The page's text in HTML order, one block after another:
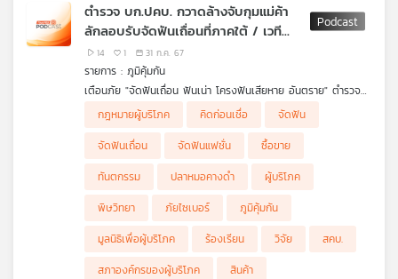
วิทยุ
ไทย
ตำรวจ บก.ปคบ. กวาดล้างจับกุมแม่ค้า
ลักลอบรับจัดฟันเถื่อนที่ภาคใต้ / เวที
สาธารณะ ดันมาตรการหน่วงเงิน พร้อม
เสนอทางแก้ปัญหาแก๊งคอลเซ็นเตอร์ /
ความเข้าใจที่ถูกต้องเกี่ยวกับการออกฤทธิ์
ของไซยาไนด์
14 1 31 ก.ค. 67
รายการ : ภูมิคุ้มกัน
เตือนภัย "จัดฟันเถื่อน ฟันเน่า โครงฟันเสียหาย อันตราย" ตำรวจ
บก.ปคบกวาดล้างจับกุมแม่ค้าลักลอบรับจัดฟันเถื่อนที่ภาคใต้
ตำรวจกองบังคับการปราบปรามการกระทำความผิดเกี่ยวกับการ
คุ้มครองผู้บริโภค หรือ บก.ปคบ. จัดชุดเจ้าหน้าที่สืบสวน กรณีมีผู้
ลักลอบเสนอขายลวดดัดฟันแฟชั่นและอุปกรณ์ฯ พร้อมให้บริการจัด,
ดัดฟันแฟชั่น ผ่านทางอินเตอร์เน็ต ให้กับประชาชนโดยทั่วไป ในพื้นที่
อ.หาดใหญ่ จ.สงขลา ต่อมาเจ้าหน้าที่เจ้าตรวจสอบ จับกุมยึดของ
กลางได้จำนวนมาก มีผิดข้อหา “ขายสินค้าที่คณะกรรมการคุ้มครอง
ผู้บริโภคมีคำสั่งห้ามขายสินค้าลวดดัดฟันแฟชั่น” (คำสั่งที่ ๑๐/๒๕๕๒
เรื่อง ห้ามขายสินค้าลวดดัดฟันแฟชั่น)ตาม ม.๒๙/๙ ประกอบอัตรา
โทษ ม.๕๖/๔ พ.ร.บ.คุ้มครองผู้บริโภค พ.ศ.๒๕๖๒ (ฉบับแก้ไขที่ ๔)
และ“ห้ามมิให้ผู้ใดซึ่งมิได้เป็นผู้ประกอบวิชาชีพทันตกรรมทำการประกอบ
เวทีสาธารณะ "ดันมาตรการหน่วงเงิน พร้อมเสนอทางแก้ปัญหาแก๊ง
คอลเซ็นเตอร์"
ข้อสรุปจะเห็นทางออกของการแก้ปัญหาเรื่องนี้ อย่างจริงจังของ
หน่วยงานที่เกี่ยวข้อง จะเป็นอย่างไร
พูดคุยกับ คุณสุภิญญา กลางณรงค์ ประธานอนุกรรมการด้านการ
สื่อสาร โทรคมนาคม และเทคโนโลยีสารสนเทศ สภาผู้บริโภค
คิดก่อนเชื่อ กับ ดร.แก้ว กังสดาลอำไพ นักพิษวิทยา กับ ชนาธิป
ไพรพงค์
ตอน ความเข้าใจที่ถูกต้องเกี่ยวกับการออกฤทธิ์ของไซยาไนด์
กฎหมายผู้บริโภค คิดก่อนเชื่อ
จัดฟัน
จัดฟันเถื่อน
จัดฟันแฟชั่น
ซื้อขาย
ทันตกรรม
ปลาหมอคางดำ
ผู้บริโภค
พิษวิทยา
ภัยไซเบอร์
ภูมิคุ้มกัน
มูลนิธิเพื่อผู้บริโภค
ร้องเรียน วิจัย
สคบ.
สภาองค์กรของผู้บริโภค
สินค้า